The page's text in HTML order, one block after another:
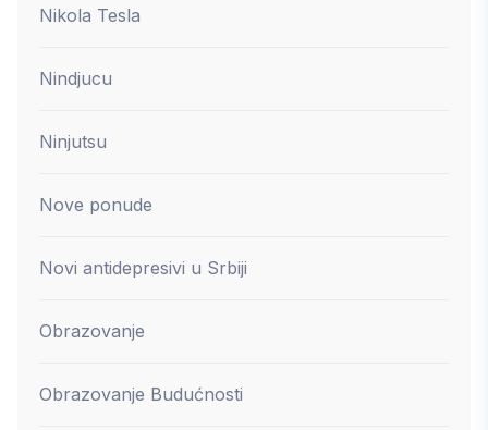
Nikola Tesla
Nindjucu
Ninjutsu
Nove ponude
Novi antidepresivi u Srbiji
Obrazovanje
Obrazovanje Budućnosti